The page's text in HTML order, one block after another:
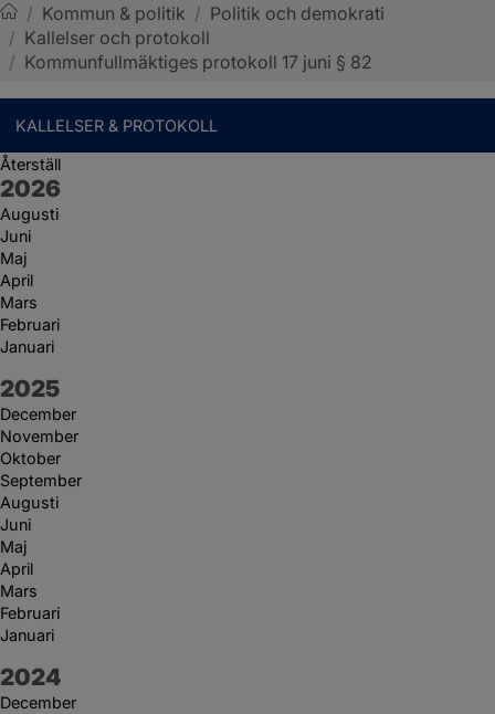
Sotenäs kommun
/ Kommun & politik / Politik och demokrati
/ Kallelser och protokoll
/ Kommunfullmäktiges protokoll 17 juni § 82
KALLELSER & PROTOKOLL
Återställ
År:
2026
Augusti
Juni
Maj
April
Mars
Februari
Januari
År:
2025
December
November
Oktober
September
Augusti
Juni
Maj
April
Mars
Februari
Januari
År:
2024
December